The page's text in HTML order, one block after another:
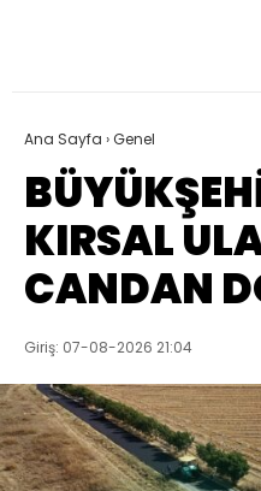
Ana Sayfa ›Genel
KIRSAL
CANDAN
Giriş: 07-08-2026 21:04